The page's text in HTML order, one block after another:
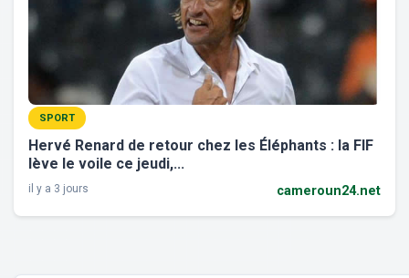
SPORT
Hervé Renard de retour chez les Éléphants : la FIF
lève le voile ce jeudi,...
il y a 3 jours cameroun24.net